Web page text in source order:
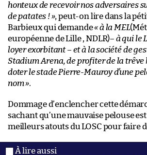
honteux de recevoir nos adversaires
de patates ! », peut-on lire dans la
Barbieux qui demande« à la MEL
européenne de Lille , NDLR)– à qui le
loyer exorbitant – et à la société de
Stadium Arena, de profiter de la
doter le stade Pierre-Mauroy d’une
nom ».
Dommage d’enclencher cette
sachant qu’une mauvaise pelouse est
meilleurs atouts du LOSC pour faire